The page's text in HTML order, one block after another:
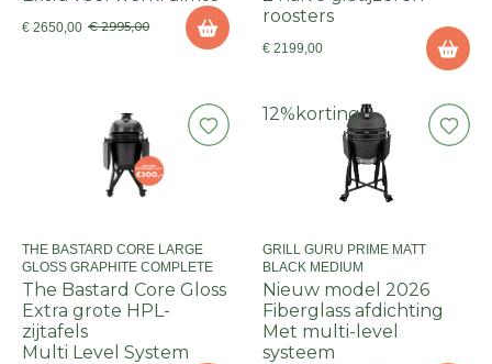
€ 2650,00 € 2995,00
roosters
€ 2199,00
THE BASTARD CORE LARGE
GLOSS GRAPHITE COMPLETE
The Bastard Core Gloss
Extra grote HPL-
zijtafels
Multi Level System
12% korting
GRILL GURU PRIME MATT
BLACK MEDIUM
Nieuw model 2026
Fiberglass afdichting
Met multi-level
systeem